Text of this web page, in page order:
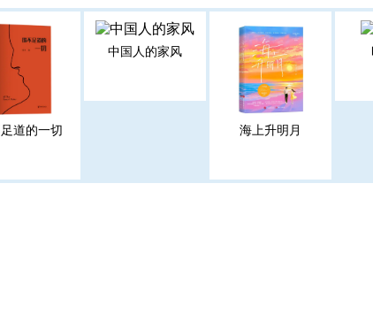
道的一切
中国人的家风
海上升明月